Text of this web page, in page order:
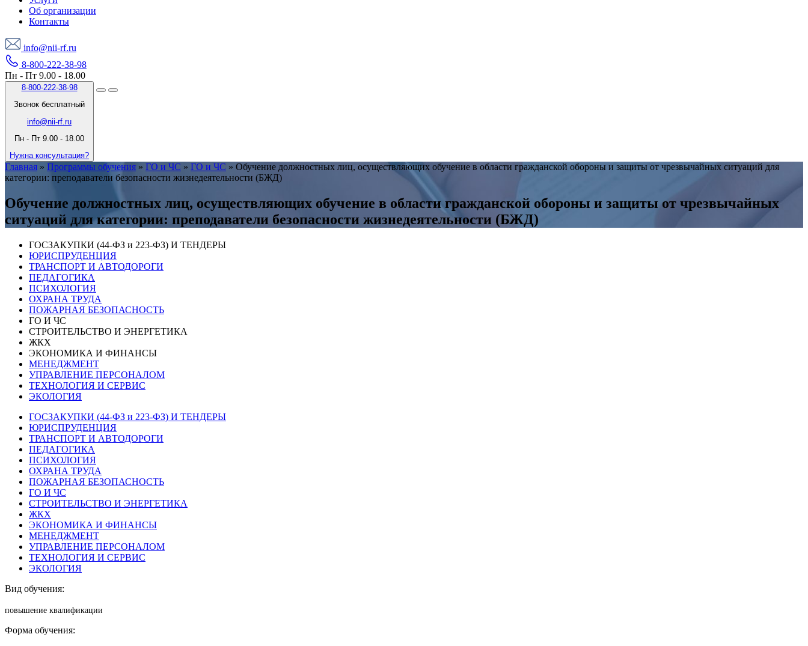
Об организации
Контакты
info@nii-rf.ru
8-800-222-38-98
Пн - Пт 9.00 - 18.00
8-800-222-38-98
Звонок бесплатный
info@nii-rf.ru
Пн - Пт 9.00 - 18.00
Нужна консультация?
Главная » Программы обучения » ГО и ЧС » ГО и ЧС » Обучение должностных лиц, осуществляющих обучение в области гражданской обороны и защиты от чрезвычайных ситуаций для
категории: преподаватели безопасности жизнедеятельности (БЖД)
Обучение должностных лиц, осуществляющих обучение в области гражданской обороны и защиты от чрезвычайных
ситуаций для категории: преподаватели безопасности жизнедеятельности (БЖД)
ГОСЗАКУПКИ (44-ФЗ и 223-ФЗ) И ТЕНДЕРЫ
ЮРИСПРУДЕНЦИЯ
ТРАНСПОРТ И АВТОДОРОГИ
ПЕДАГОГИКА
ПСИХОЛОГИЯ
ОХРАНА ТРУДА
ПОЖАРНАЯ БЕЗОПАСНОСТЬ
ГО И ЧС
СТРОИТЕЛЬСТВО И ЭНЕРГЕТИКА
ЖКХ
ЭКОНОМИКА И ФИНАНСЫ
МЕНЕДЖМЕНТ
УПРАВЛЕНИЕ ПЕРСОНАЛОМ
ТЕХНОЛОГИЯ И СЕРВИС
ЭКОЛОГИЯ
ГОСЗАКУПКИ (44-ФЗ и 223-ФЗ) И ТЕНДЕРЫ
ЮРИСПРУДЕНЦИЯ
ТРАНСПОРТ И АВТОДОРОГИ
ПЕДАГОГИКА
ПСИХОЛОГИЯ
ОХРАНА ТРУДА
ПОЖАРНАЯ БЕЗОПАСНОСТЬ
ГО И ЧС
СТРОИТЕЛЬСТВО И ЭНЕРГЕТИКА
ЖКХ
ЭКОНОМИКА И ФИНАНСЫ
МЕНЕДЖМЕНТ
УПРАВЛЕНИЕ ПЕРСОНАЛОМ
ТЕХНОЛОГИЯ И СЕРВИС
ЭКОЛОГИЯ
Вид обучения:
повышение квалификации
Форма обучения: